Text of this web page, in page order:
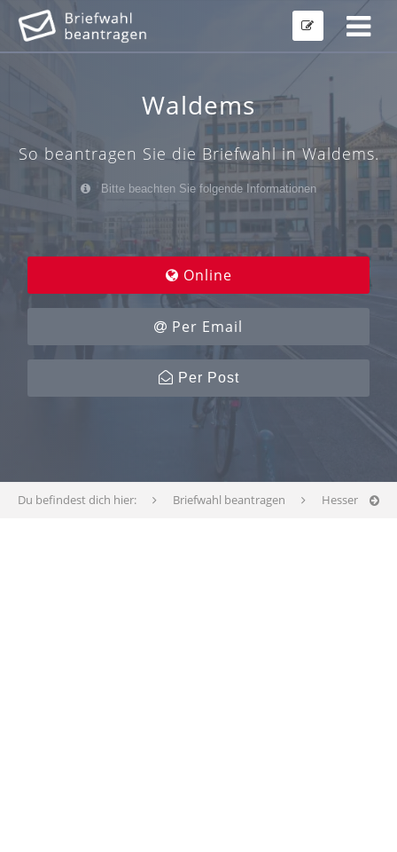
Waldems
So beantragen Sie die Briefwahl in Waldems.
Bitte beachten Sie folgende Informationen
Online
Per Email
Per Post
Du befindest dich hier: Briefwahl beantragen Hessen